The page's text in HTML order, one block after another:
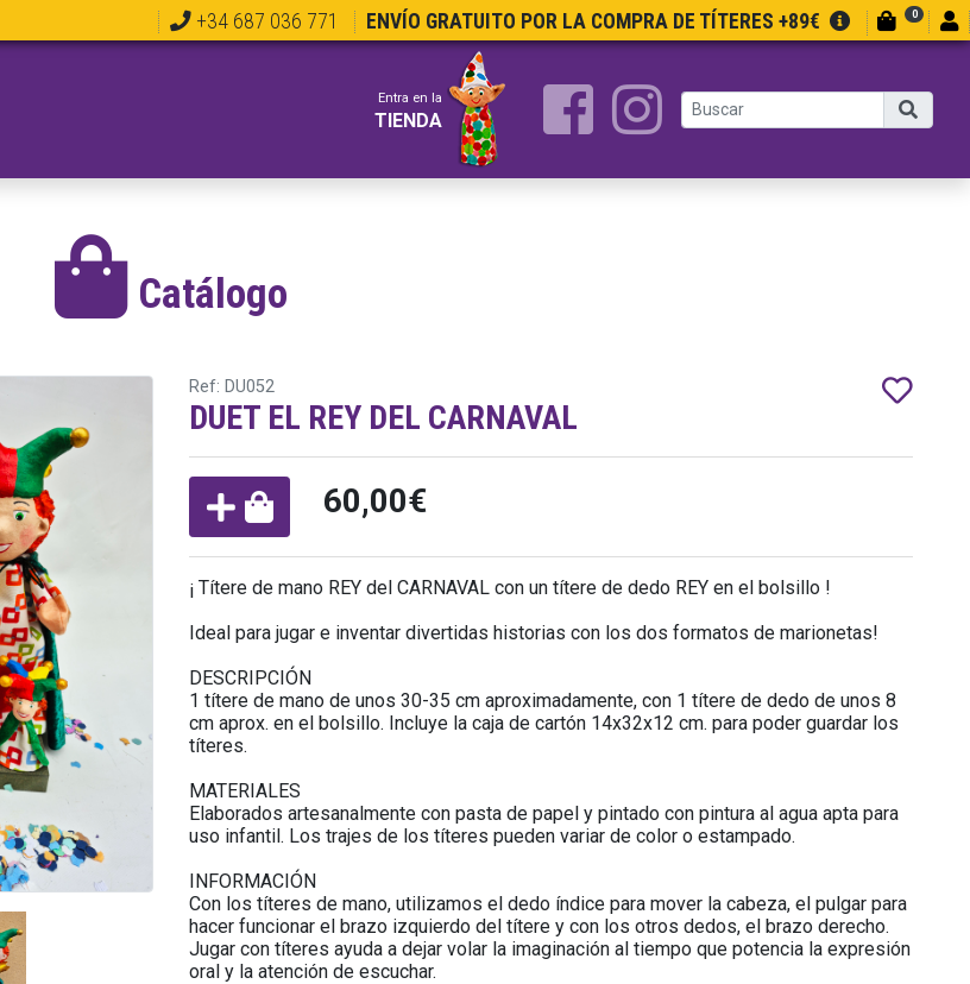
+34 687 036 771 ENVÍO GRATUITO POR LA COMPRA DE TÍTERES +89€ 0
Entra en la
TIENDA
Catálogo
Ref: DU052
DUET EL REY DEL CARNAVAL
60,00€
¡ Títere de mano REY del CARNAVAL con un títere de dedo REY en el bolsillo !
Ideal para jugar e inventar divertidas historias con los dos formatos de marionetas!
DESCRIPCIÓN
1 títere de mano de unos 30-35 cm aproximadamente, con 1 títere de dedo de unos 8
cm aprox. en el bolsillo. Incluye la caja de cartón 14x32x12 cm. para poder guardar los
títeres.
MATERIALES
Elaborados artesanalmente con pasta de papel y pintado con pintura al agua apta para
uso infantil. Los trajes de los títeres pueden variar de color o estampado.
INFORMACIÓN
Con los títeres de mano, utilizamos el dedo índice para mover la cabeza, el pulgar para
hacer funcionar el brazo izquierdo del títere y con los otros dedos, el brazo derecho.
Jugar con títeres ayuda a dejar volar la imaginación al tiempo que potencia la expresión
oral y la atención de escuchar.